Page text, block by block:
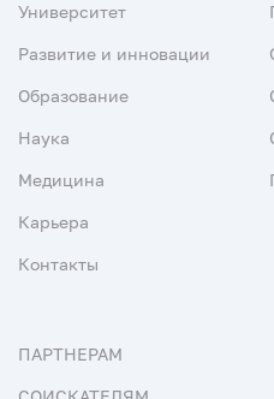
Университет
Развитие и инновации
Образование
Наука
Медицина
Карьера
Контакты
ПАРТНЕРАМ